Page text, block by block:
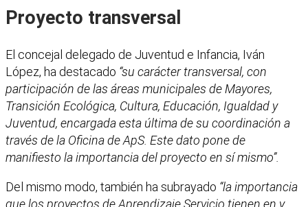
Proyecto transversal
El concejal delegado de Juventud e Infancia, Iván
López, ha destacado “su carácter transversal, con
participación de las áreas municipales de Mayores,
Transición Ecológica, Cultura, Educación, Igualdad y
Juventud, encargada esta última de su coordinación a
través de la Oficina de ApS. Este dato pone de
manifiesto la importancia del proyecto en sí mismo”.
Del mismo modo, también ha subrayado “la importancia
que los proyectos de Aprendizaje Servicio tienen en y